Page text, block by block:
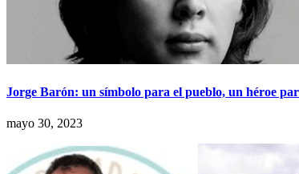
Jorge Barón: un símbolo para el pueblo, un héroe
mayo 30, 2023